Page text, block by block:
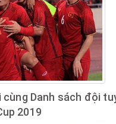
cùng Danh sách đội
2019